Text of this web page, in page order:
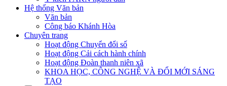
Hệ thống Văn bản
Văn bản
Công báo Khánh Hòa
Chuyên trang
Hoạt động Chuyển đổi số
Hoạt động Cải cách hành chính
Hoạt động Đoàn thanh niên xã
KHOA HỌC, CÔNG NGHỆ VÀ ĐỔI MỚI SÁNG
TẠO